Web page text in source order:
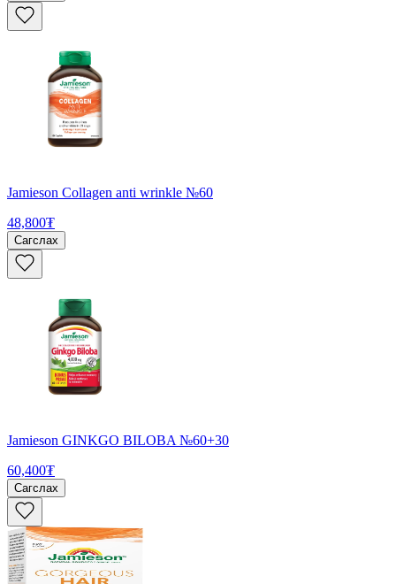
Jamieson Collagen anti wrinkle №60
48,800₮
Сагслах
Jamieson GINKGO BILOBA №60+30
60,400₮
Сагслах